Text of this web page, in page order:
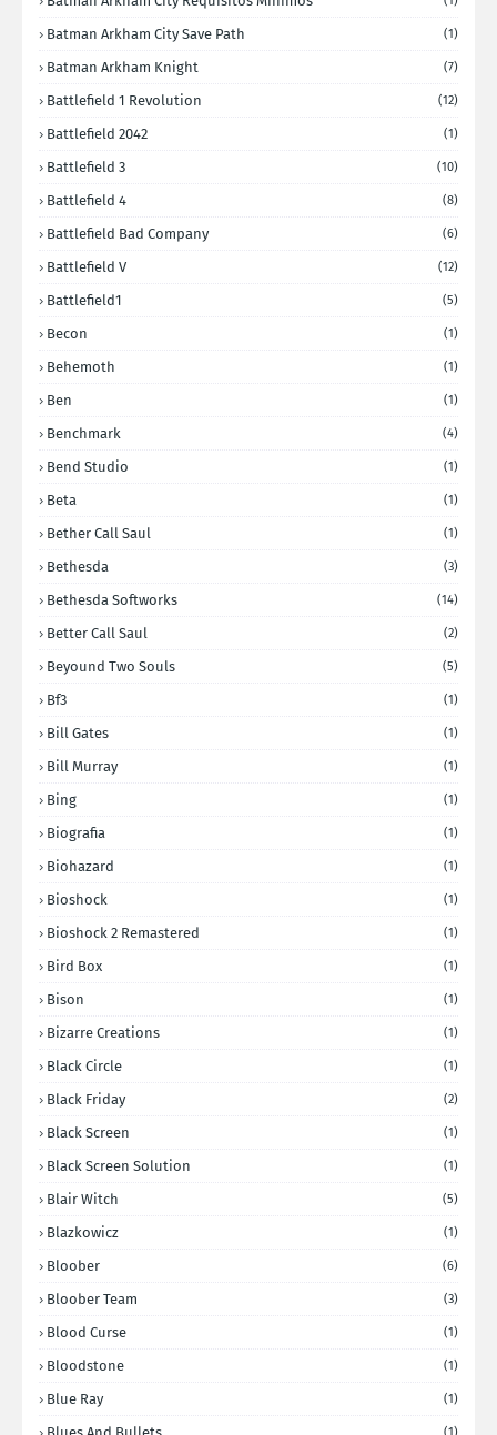
Batman Arkham City Save Path (1)
Batman Arkham Knight (7)
Battlefield 1 Revolution (12)
Battlefield 2042 (1)
Battlefield 3 (10)
Battlefield 4 (8)
Battlefield Bad Company (6)
Battlefield V (12)
Battlefield1 (5)
Becon (1)
Behemoth (1)
Ben (1)
Benchmark (4)
Bend Studio (1)
Beta (1)
Bether Call Saul (1)
Bethesda (3)
Bethesda Softworks (14)
Better Call Saul (2)
Beyound Two Souls (5)
Bf3 (1)
Bill Gates (1)
Bill Murray (1)
Bing (1)
Biografia (1)
Biohazard (1)
Bioshock (1)
Bioshock 2 Remastered (1)
Bird Box (1)
Bison (1)
Bizarre Creations (1)
Black Circle (1)
Black Friday (2)
Black Screen (1)
Black Screen Solution (1)
Blair Witch (5)
Blazkowicz (1)
Bloober (6)
Bloober Team (3)
Blood Curse (1)
Bloodstone (1)
Blue Ray (1)